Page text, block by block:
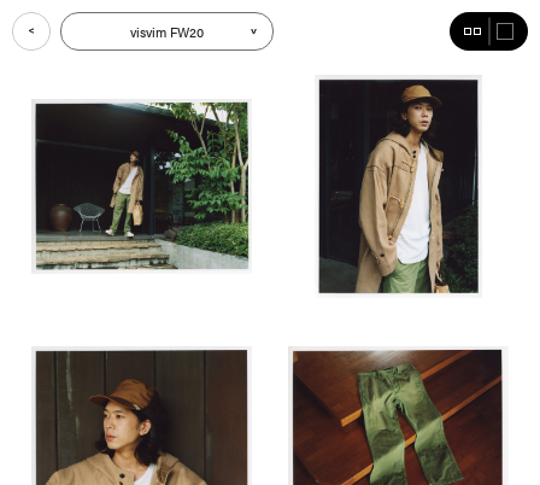
visvim FW20